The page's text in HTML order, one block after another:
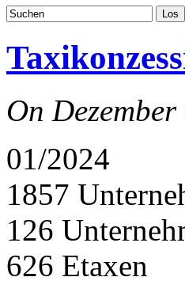
On
01/2024
1857
126
626 Etaxen